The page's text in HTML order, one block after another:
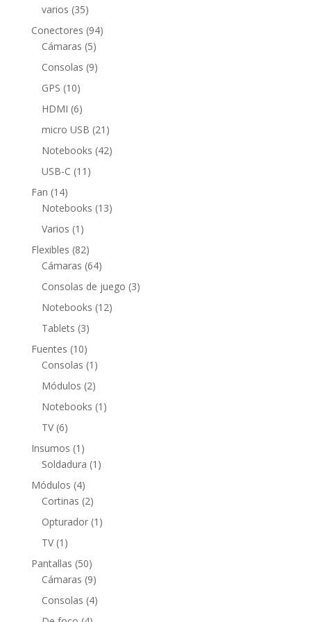
varios 3535
productos
Conectores 9494
Cámaras 55
productos
Consolas 99
GPS 1010
productos
HDMI 66
productos
micro USB 21 21
productos
Notebooks 4242
USB-C 11 11
Fan 1414
productos
Notebooks 1313
Varios 1 1
producto
Flexibles 8282
productos
Cámaras 6464
productos
Consolas de juego 33
Notebooks 1212
Tablets 33
productos
Fuentes 1010
productos
Consolas 1 1
producto
Módulos 22
productos
Notebooks 1 1
TV 66
productos
Insumos 1 1
producto
Soldadura 1 1
Módulos 44
productos
Cortinas 22
productos
Opturador 1 1
TV 1 1
producto
Pantallas 5050
productos
Cámaras 99
productos
Consolas 44